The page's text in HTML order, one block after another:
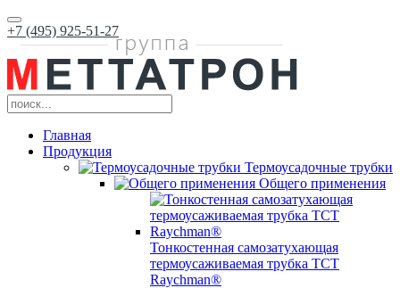
+7 (495) 925-51-27
Главная
Продукция
Термоусадочные трубки
Общего применения
Тонкостенная самозатухающая
термоусаживаемая трубка ТCT
Raychman®